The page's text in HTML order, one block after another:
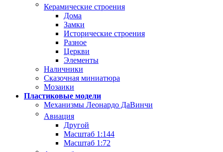
Керамические строения
Дома
Замки
Исторические строения
Разное
Церкви
Элементы
Наличники
Сказочная миниатюра
Мозаики
Пластиковые модели
Механизмы Леонардо ДаВинчи
Авиация
Другой
Масштаб 1:144
Масштаб 1:72